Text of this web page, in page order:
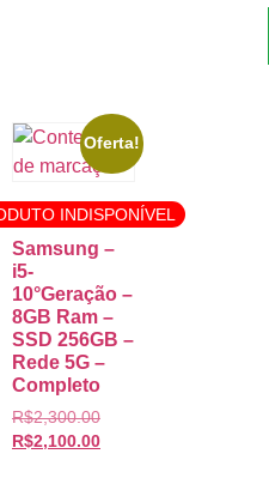
Oferta!
INDISPONÍVEL
Samsung –
i5-
10°Geração –
8GB Ram –
SSD 256GB –
Rede 5G –
Completo
R$2,300.00
R$2,100.00